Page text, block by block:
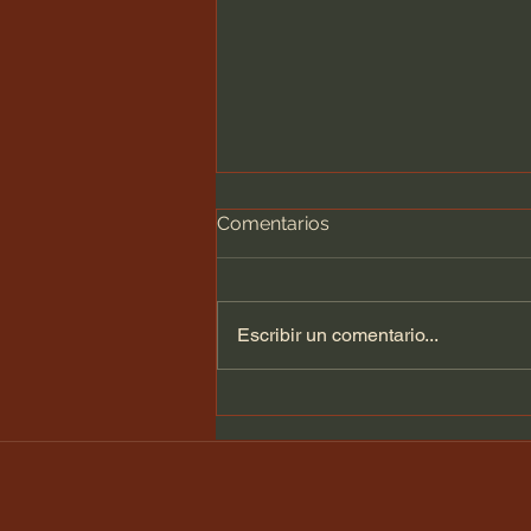
Comentarios
Escribir un comentario...